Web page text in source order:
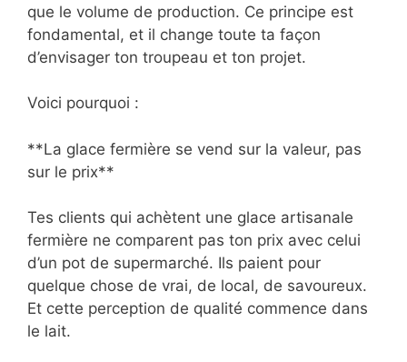
que le volume de production. Ce principe est
fondamental, et il change toute ta façon
d’envisager ton troupeau et ton projet.
Voici pourquoi :
**La glace fermière se vend sur la valeur, pas
sur le prix**
Tes clients qui achètent une glace artisanale
fermière ne comparent pas ton prix avec celui
d’un pot de supermarché. Ils paient pour
quelque chose de vrai, de local, de savoureux.
Et cette perception de qualité commence dans
le lait.